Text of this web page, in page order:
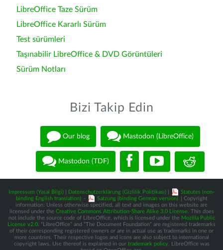
LibreOffice Taze Sürüm
LibreOffice Kararlı Sürüm
Test sürümleri
Taşınabilir LibreOffice & DVD Görüntüleri
Sürüm Notları
Bizi Takip Edin
Our blog Mastodon (LibreOffice)
Mastodon (TDF)
Impressum (Yasal Bilgi) Datenschutzerklärung (Gizlilik Politikası)
Statutes (non-
binding English translation) - Satzung (binding German version)
| Copyright
information: Unless otherwise specified, all text and images on this website are
licensed under the Creative Commons Attribution-Share Alike 3.0 License. This does
not include the source code of LibreOffice, which is licensed under the Mozilla Public
License v2.0 . “LibreOffice” and “The Document Foundation” are registered trademarks
of their corresponding registered owners or are in actual use as trademarks in one or
more countries. Their respective logos and icons are also subject to international
copyright laws. Use thereof is explained in our trademark policy. LibreOffice was